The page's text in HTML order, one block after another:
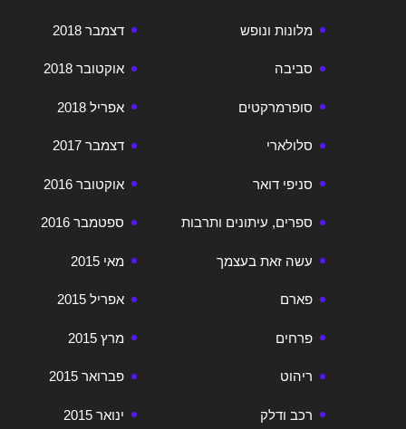
דצמבר 2018
אוקטובר 2018
אפריל 2018
דצמבר 2017
אוקטובר 2016
ספטמבר 2016
מאי 2015
אפריל 2015
מרץ 2015
פברואר 2015
ינואר 2015
מלונות ונופש
סביבה
סופרמרקטים
סלולארי
סניפי דואר
ספרים, עיתונים ותרבות
עשה זאת בעצמך
פארם
פרחים
ריהוט
רכב ודלק